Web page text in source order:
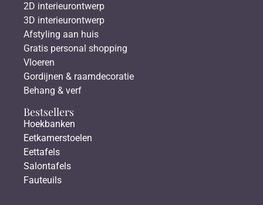
2D interieurontwerp
3D interieurontwerp
Afstyling aan huis
Gratis personal shopping
Vloeren
Gordijnen & raamdecoratie
Behang & verf
Bestsellers
Hoekbanken
Eetkamerstoelen
Eettafels
Salontafels
Fauteuils